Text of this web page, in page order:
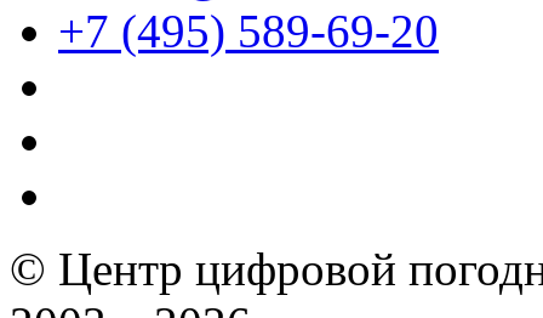
+7 (495) 589-69-20
© Центр цифровой